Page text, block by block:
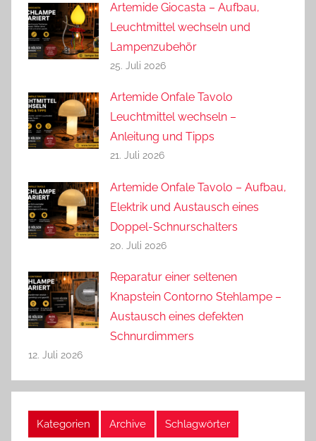
Artemide Giocasta – Aufbau,
Leuchtmittel wechseln und
Lampenzubehör
25. Juli 2026
Artemide Onfale Tavolo
Leuchtmittel wechseln –
Anleitung und Tipps
21. Juli 2026
Artemide Onfale Tavolo – Aufbau,
Elektrik und Austausch eines
Doppel-Schnurschalters
20. Juli 2026
Reparatur einer seltenen
Knapstein Contorno Stehlampe –
Austausch eines defekten
Schnurdimmers
12. Juli 2026
Kategorien Archive Schlagwörter